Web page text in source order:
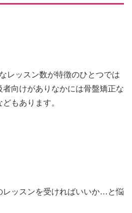
レッスン数が特徴のひとつでは
者向けがありなかには骨盤矯正な
もあります。
レッスンを受ければいいか…と悩